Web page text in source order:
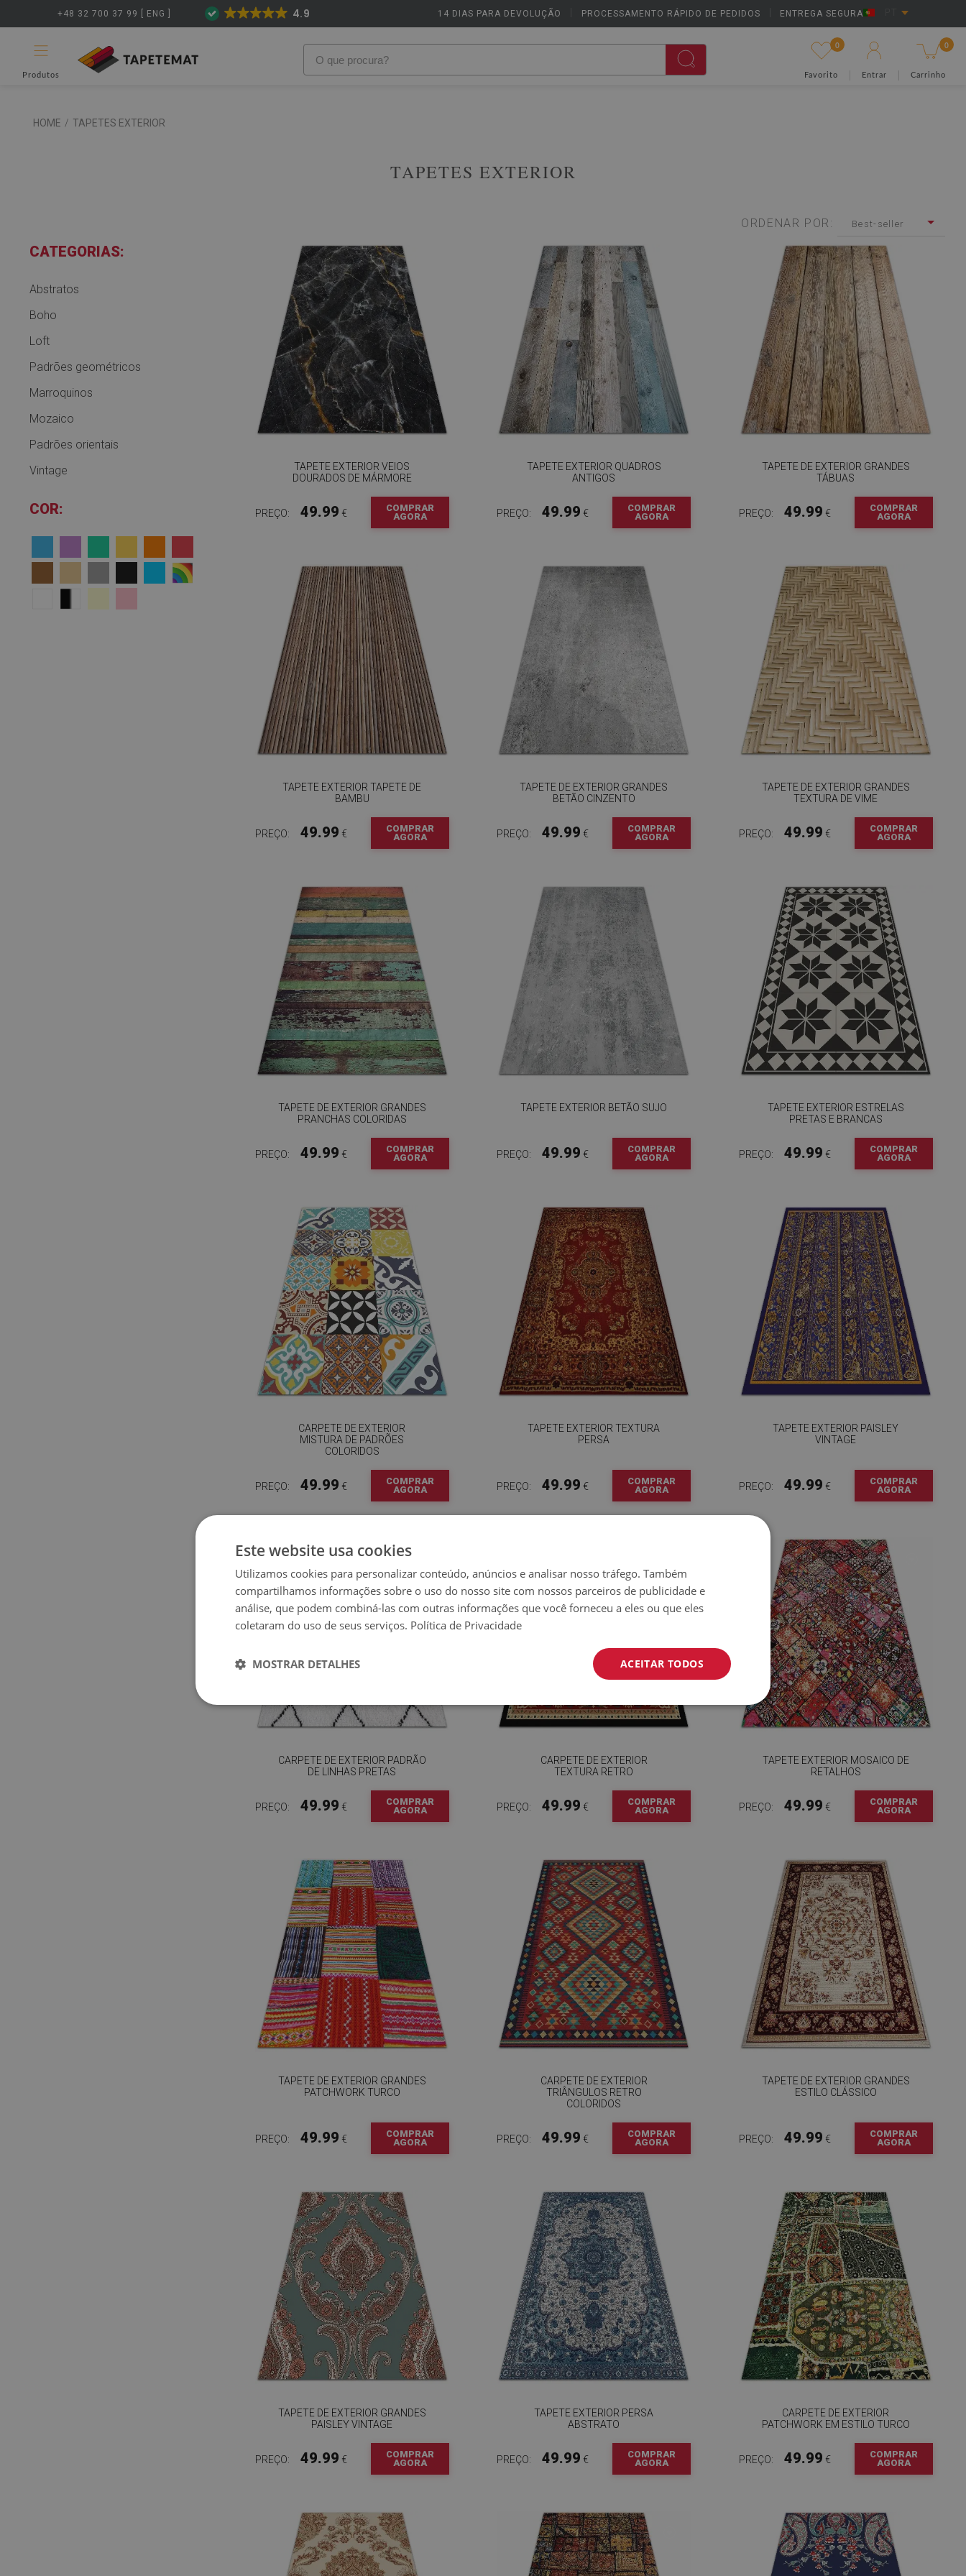
+48 32 700 37 99 [ ENG ] 14 DIAS PARA DEVOLUÇÃO PROCESSAMENTO RÁPIDO DE PEDIDOS ENTREGA SEGURA
4.9
Produtos
0
Favorito Entrar
0
Carrinho
HOME / TAPETES EXTERIOR
TAPETES EXTERIOR
ORDENAR POR: Best-seller
CATEGORIAS:
Abstratos
Boho
Loft
Padrões geométricos
Marroquinos
Mozaico
Padrões orientais
Vintage
COR:
TAPETE EXTERIOR VEIOS
DOURADOS DE MÁRMORE
PREÇO: 49.99 €
COMPRAR
AGORA
TAPETE EXTERIOR QUADROS
ANTIGOS
PREÇO: 49.99 €
COMPRAR
AGORA
TAPETE DE EXTERIOR GRANDES
TÁBUAS
PREÇO: 49.99 €
COMPRAR
AGORA
TAPETE EXTERIOR TAPETE DE
BAMBU
PREÇO: 49.99 €
COMPRAR
AGORA
TAPETE DE EXTERIOR GRANDES
BETÃO CINZENTO
PREÇO: 49.99 €
COMPRAR
AGORA
TAPETE DE EXTERIOR GRANDES
TEXTURA DE VIME
PREÇO: 49.99 €
COMPRAR
AGORA
TAPETE DE EXTERIOR GRANDES
PRANCHAS COLORIDAS
PREÇO: 49.99 €
COMPRAR
AGORA
TAPETE EXTERIOR BETÃO SUJO
PREÇO: 49.99 €
COMPRAR
AGORA
TAPETE EXTERIOR ESTRELAS
PRETAS E BRANCAS
PREÇO: 49.99 €
COMPRAR
AGORA
CARPETE DE EXTERIOR
MISTURA DE PADRÕES
COLORIDOS
PREÇO: 49.99 €
COMPRAR
AGORA
TAPETE EXTERIOR TEXTURA
PERSA
PREÇO: 49.99 €
COMPRAR
AGORA
TAPETE EXTERIOR PAISLEY
VINTAGE
PREÇO: 49.99 €
COMPRAR
AGORA
CARPETE DE EXTERIOR PADRÃO
DE LINHAS PRETAS
PREÇO: 49.99 €
COMPRAR
AGORA
CARPETE DE EXTERIOR
TEXTURA RETRO
PREÇO: 49.99 €
COMPRAR
AGORA
TAPETE EXTERIOR MOSAICO DE
RETALHOS
PREÇO: 49.99 €
COMPRAR
AGORA
TAPETE DE EXTERIOR GRANDES
PATCHWORK TURCO
PREÇO: 49.99 €
COMPRAR
AGORA
CARPETE DE EXTERIOR
TRIÂNGULOS RETRO
COLORIDOS
PREÇO: 49.99 €
COMPRAR
AGORA
TAPETE DE EXTERIOR GRANDES
ESTILO CLÁSSICO
PREÇO: 49.99 €
COMPRAR
AGORA
TAPETE DE EXTERIOR GRANDES
PAISLEY VINTAGE
PREÇO: 49.99 €
COMPRAR
AGORA
TAPETE EXTERIOR PERSA
ABSTRATO
PREÇO: 49.99 €
COMPRAR
AGORA
CARPETE DE EXTERIOR
PATCHWORK EM ESTILO TURCO
PREÇO: 49.99 €
COMPRAR
AGORA
Este website usa cookies
Utilizamos cookies para personalizar conteúdo, anúncios e analisar nosso tráfego. Também
compartilhamos informações sobre o uso do nosso site com nossos parceiros de publicidade e
análise, que podem combiná-las com outras informações que você forneceu a eles ou que eles
coletaram do uso de seus serviços. Política de Privacidade
ACEITAR TODOS
MOSTRAR DETALHES